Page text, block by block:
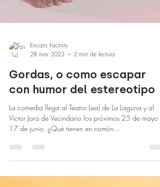
28 mar 2023
2 min de lectura
Gordas, o como escapar
con humor del estereotipo
La comedia llega al Teatro Leal de La Laguna y al
17 de junio. ¿Qué tienen en común...